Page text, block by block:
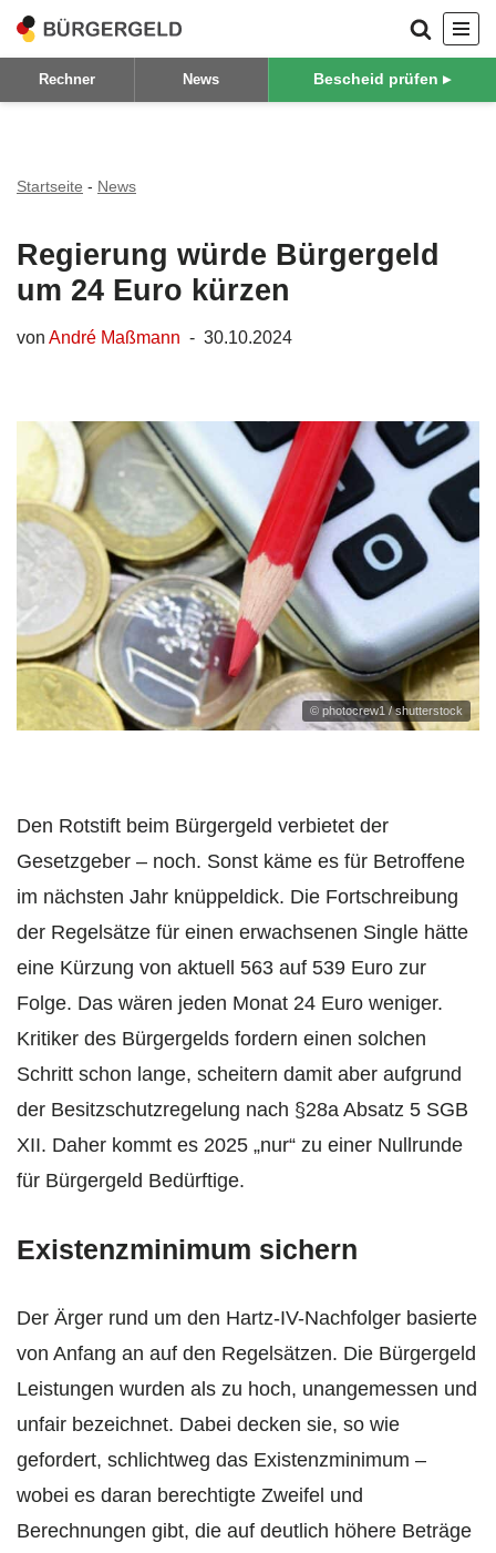
Zum
Inhalt
Rechner News Bescheid prüfen ▸
Startseite - News
Regierung würde Bürgergeld
um 24 Euro kürzen
von André Maßmann 30.10.2024
© photocrew1 / shutterstock
Den Rotstift beim Bürgergeld verbietet der
Gesetzgeber – noch. Sonst käme es für Betroffene
im nächsten Jahr knüppeldick. Die Fortschreibung
der Regelsätze für einen erwachsenen Single hätte
eine Kürzung von aktuell 563 auf 539 Euro zur
Folge. Das wären jeden Monat 24 Euro weniger.
Kritiker des Bürgergelds fordern einen solchen
Schritt schon lange, scheitern damit aber aufgrund
der Besitzschutzregelung nach §28a Absatz 5 SGB
XII. Daher kommt es 2025 „nur“ zu einer Nullrunde
für Bürgergeld Bedürftige.
Existenzminimum sichern
Der Ärger rund um den Hartz-IV-Nachfolger basierte
von Anfang an auf den Regelsätzen. Die Bürgergeld
Leistungen wurden als zu hoch, unangemessen und
unfair bezeichnet. Dabei decken sie, so wie
gefordert, schlichtweg das Existenzminimum –
wobei es daran berechtigte Zweifel und
Berechnungen gibt, die auf deutlich höhere Beträge